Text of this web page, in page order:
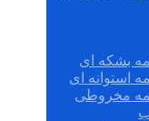
بشکه ای
استوانه ای
مخروطی